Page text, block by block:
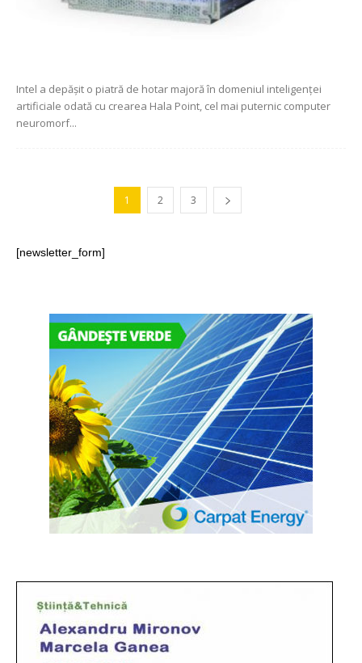
Intel a depășit o piatră de hotar majoră în domeniul inteligenței
artificiale odată cu crearea Hala Point, cel mai puternic computer
neuromorf...
1 2 3
[newsletter_form]